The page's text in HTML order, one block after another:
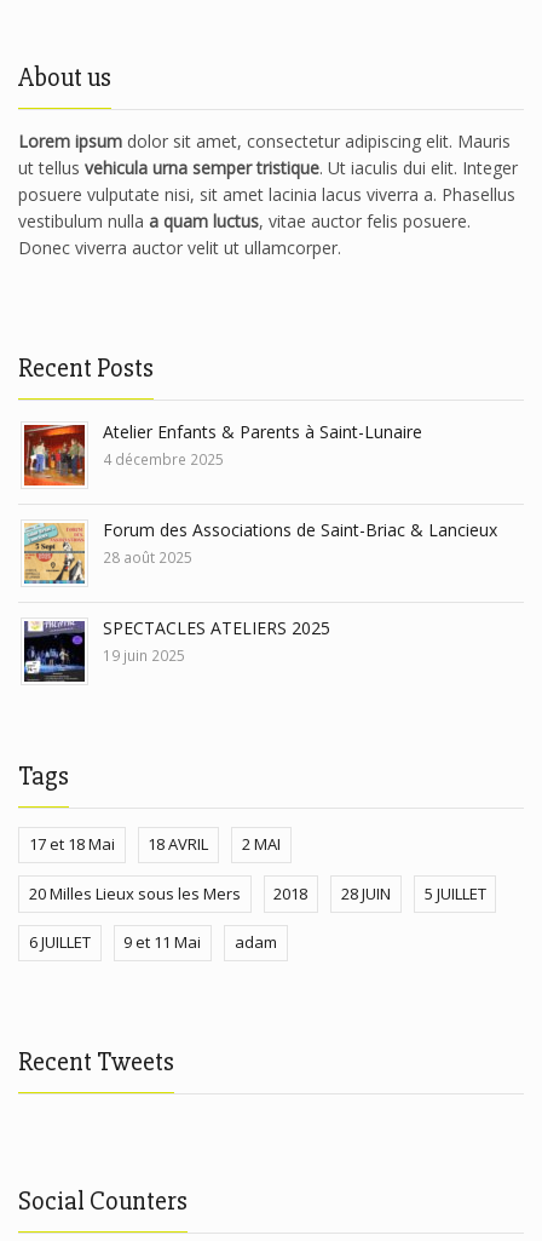
About us
Lorem ipsum dolor sit amet, consectetur adipiscing elit. Mauris
ut tellus vehicula urna semper tristique. Ut iaculis dui elit. Integer
posuere vulputate nisi, sit amet lacinia lacus viverra a. Phasellus
vestibulum nulla a quam luctus, vitae auctor felis posuere.
Donec viverra auctor velit ut ullamcorper.
Recent Posts
Atelier Enfants & Parents à Saint-Lunaire
4 décembre 2025
Forum des Associations de Saint-Briac & Lancieux
28 août 2025
SPECTACLES ATELIERS 2025
19 juin 2025
Tags
17 et 18 Mai 18 AVRIL 2 MAI
20 Milles Lieux sous les Mers 2018 28 JUIN 5 JUILLET
6 JUILLET 9 et 11 Mai adam
Recent Tweets
Social Counters